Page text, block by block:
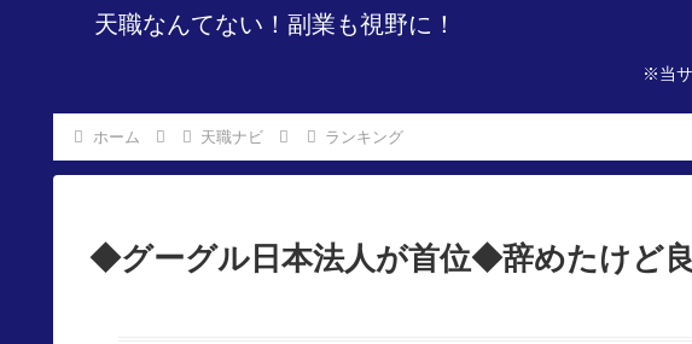
天職なんてない！副業も視野に！
※当サ
ホーム 天職ナビ ランキング
◆グーグル日本法人が首位◆辞めたけど